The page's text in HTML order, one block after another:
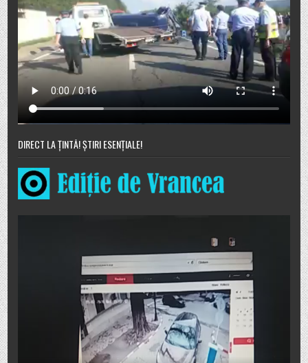
DIRECT LA ȚINTĂ! ȘTIRI ESENȚIALE!